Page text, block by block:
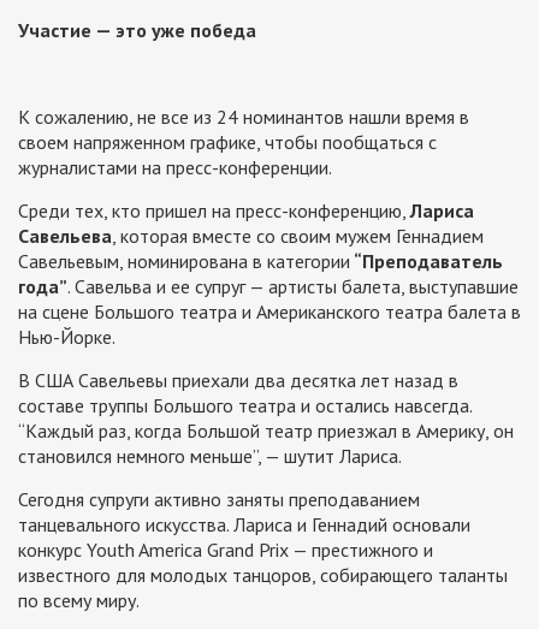
Участие — это уже победа
К сожалению, не все из 24 номинантов нашли время в
своем напряженном графике, чтобы пообщаться с
журналистами на пресс-конференции.
Среди тех, кто пришел на пресс-конференцию,Лариса
Савельева , которая вместе со своим мужем Геннадием
Савельевым, номинирована в категории “Преподаватель
года”. Савельва и ее супруг — артисты балета, выступавшие
на сцене Большого театра и Американского театра балета в
Нью-Йорке.
В США Савельевы приехали два десятка лет назад в
составе труппы Большого театра и остались навсегда.
“Каждый раз, когда Большой театр приезжал в Америку, он
становился немного меньше”, — шутит Лариса.
Сегодня супруги активно заняты преподаванием
танцевального искусства. Лариса и Геннадий основали
конкурс Youth America Grand Prix — престижного и
известного для молодых танцоров, собирающего таланты
по всему миру.